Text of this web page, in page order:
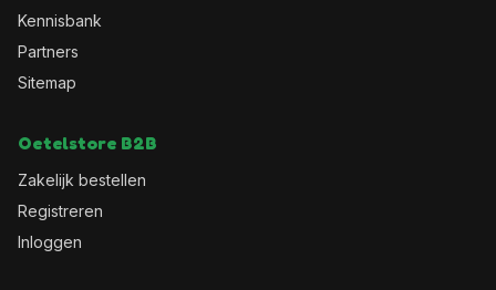
Kennisbank
Partners
Sitemap
Oetelstore B2B
Zakelijk bestellen
Registreren
Inloggen